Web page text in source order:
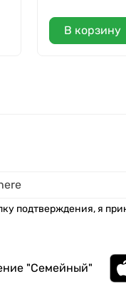
В корзину
подтверждения, я
"Семейный"